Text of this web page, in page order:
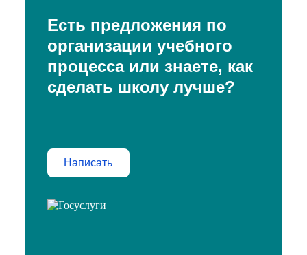
Есть предложения по
организации учебного
процесса или знаете, как
сделать школу лучше?
Написать